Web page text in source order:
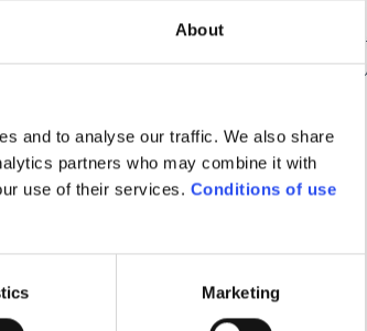
About
and to analyse our traffic. We also share
partners who may combine it with
use of their services. Conditions of use
Marketing
son épingle du jeu dans ce secteur
logiciels embarqués qui les font fonctionner.
les plus prometteuses.